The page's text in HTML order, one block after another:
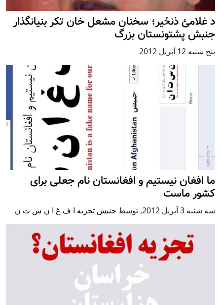
د غلامئ ذنځير؛ سخنان مشعل خان تکر بنیانگذار
جنبش پشتونستان بزرگ
پنج شنبه 12 آپریل 2012
ما افغان نیستیم و افغانستان نام جعلی برای
کشور ماست
سه شنبه 3 آپریل 2012 , توسط جنبش تجزیه ا ف غ ا ن س ت ن